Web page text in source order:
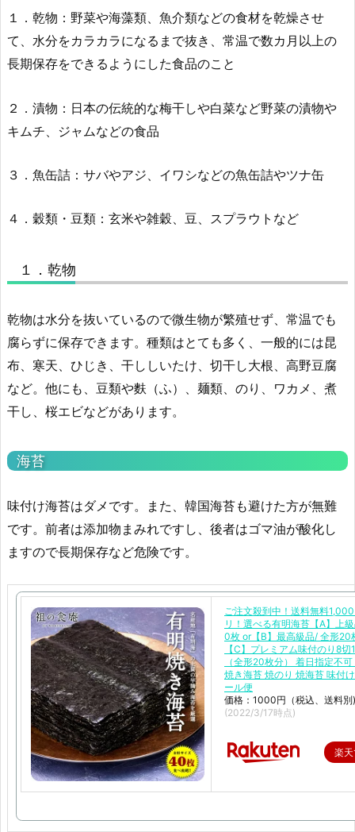
１．乾物：野菜や海藻類、魚介類などの食材を乾燥させ
て、水分をカラカラになるまで抜き、常温で数カ月以上の
長期保存をできるようにした食品のこと
２．漬物：日本の伝統的な梅干しや白菜など野菜の漬物や
キムチ、ジャムなどの食品
３．魚缶詰：サバやアジ、イワシなどの魚缶詰やツナ缶
４．穀類・豆類：玄米や雑穀、豆、スプラウトなど
１．乾物
乾物は水分を抜いているので微生物が繁殖せず、常温でも
腐らずに保存できます。種類はとても多く、一般的には昆
布、寒天、ひじき、干ししいたけ、切干し大根、高野豆腐
など。他にも、豆類や麩（ふ）、麺類、のり、ワカメ、煮
干し、桜エビなどがあります。
海苔
味付け海苔はダメです。また、韓国海苔も避けた方が無難
です。前者は添加物まみれですし、後者はゴマ油が酸化し
ますので長期保存など危険です。
ご注文殺到中！送料無料
リ！選べる有明海苔【A】上
0枚 or【B】最高級品/ 全形20
【C】プレミアム味付のり8切
（全形20枚分） 着日指定不
焼き海苔 焼のり 焼海苔 味付
ール便
価格：1000円（税込、送料別)
(2022/3/17時点)
楽